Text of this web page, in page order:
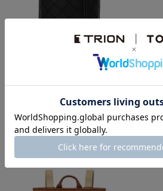
44,000 税込
透明